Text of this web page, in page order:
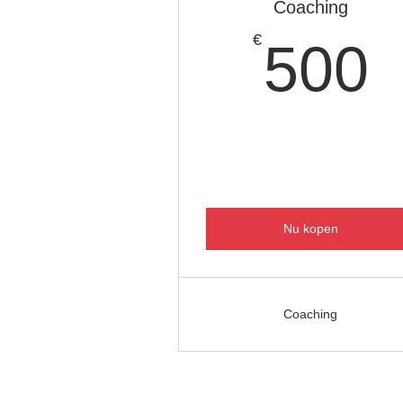
Coaching
€ 500
Nu kopen
Coaching